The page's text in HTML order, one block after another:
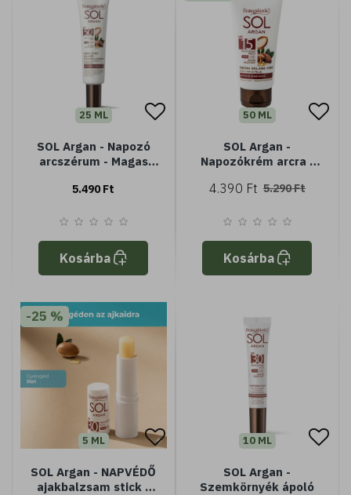
25 ML
SOL Argan - Napozó
arcszérum - Magas
5.490 Ft
Kosárba
50 ML
SOL Argan -
Napozókrém arcra -
hidratáló -
hialuronsavval -
védelem - minden
bőrtípusra
4.390 Ft 5.290 Ft
Kosárba
-25 %
5 ML
SOL Argan - NAPVÉDŐ
ajakbalzsam stick -
10 ML
SOL Argan -
Szemkörnyék ápoló